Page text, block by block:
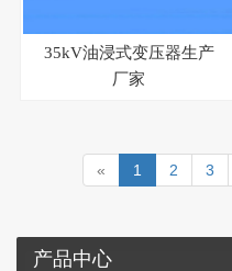
35kV油浸式变压器生产
厂家
« 1 2 3
产品中心